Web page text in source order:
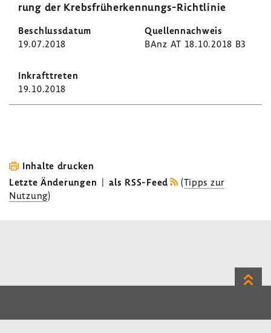
rung der Krebsfrüherkennungs-​Richtlinie
19.07.2018 BAnz AT 18.10.2018 B3
19.10.2018
Inhalte drucken
Letzte Änderungen | als RSS-Feed (Tipps zur
Nutzung)
Zum